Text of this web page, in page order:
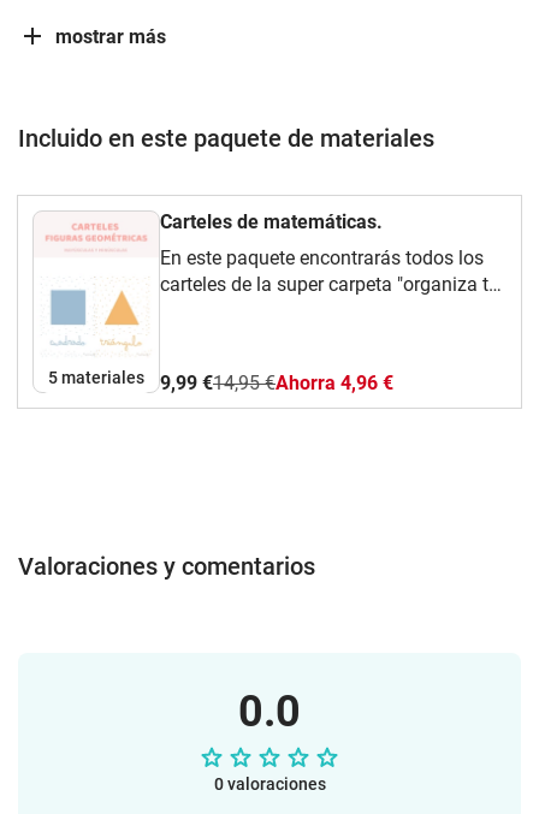
mostrar más
Incluido en este paquete de materiales
5 materiales
Carteles de matemáticas.
En este paquete encontrarás todos los
carteles de la super carpeta "organiza tu
9,99 €14,95 €Ahorra 4,96 €
Valoraciones y comentarios
0.0
0 valoraciones